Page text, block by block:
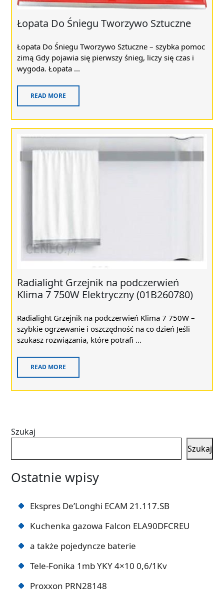
Łopata Do Śniegu Tworzywo Sztuczne
Łopata Do Śniegu Tworzywo Sztuczne – szybka pomoc
zimą Gdy pojawia się pierwszy śnieg, liczy się czas i
wygoda. Łopata ...
READ MORE
Radialight Grzejnik na podczerwień
Klima 7 750W Elektryczny (01B260780)
Radialight Grzejnik na podczerwień Klima 7 750W –
szybkie ogrzewanie i oszczędność na co dzień Jeśli
szukasz rozwiązania, które potrafi ...
READ MORE
Szukaj
Szukaj
Ostatnie wpisy
Ekspres De’Longhi ECAM 21.117.SB
Kuchenka gazowa Falcon ELA90DFCREU
a także pojedyncze baterie
Tele-Fonika 1mb YKY 4×10 0,6/1Kv
Proxxon PRN28148